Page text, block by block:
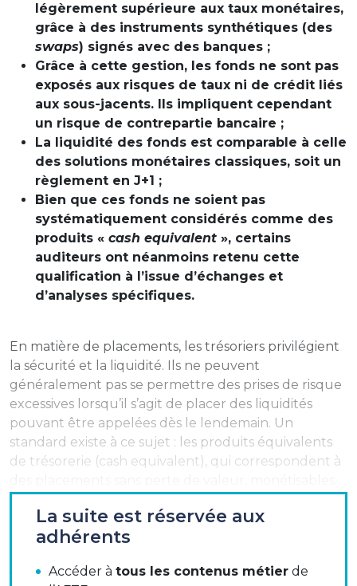
légèrement supérieure aux taux monétaires,
grâce à des instruments synthétiques (des
swaps) signés avec des banques ;
Grâce à cette gestion, les fonds ne sont pas
exposés aux risques de taux ni de crédit liés
aux sous-jacents. Ils impliquent cependant
un risque de contrepartie bancaire ;
La liquidité des fonds est comparable à celle
des solutions monétaires classiques, soit un
règlement en J+1 ;
Bien que ces fonds ne soient pas
systématiquement considérés comme des
produits « cash equivalent », certains
auditeurs ont néanmoins retenu cette
qualification à l’issue d’échanges et
d’analyses spécifiques.
En matière de placements, les trésoriers privilégient
la sécurité et la liquidité. Ils ne peuvent
généralement pas se permettre des prises de risque
excessives lorsqu’il s’agit de placer des liquidités
pouvant être appelées dès le lendemain. Un
standard existe à ce sujet : les produits équivalents
de trésorerie (cash equivalent), qui correspondent à
rapidement et d’une maturité inférieure à trois mois.
La commission « Placements » de l’AFTE, représentée
Jonathan Galbrun, a organisé en mars une réunion
La suite est réservée aux
adhérents
Accéder à tous les contenus métier de